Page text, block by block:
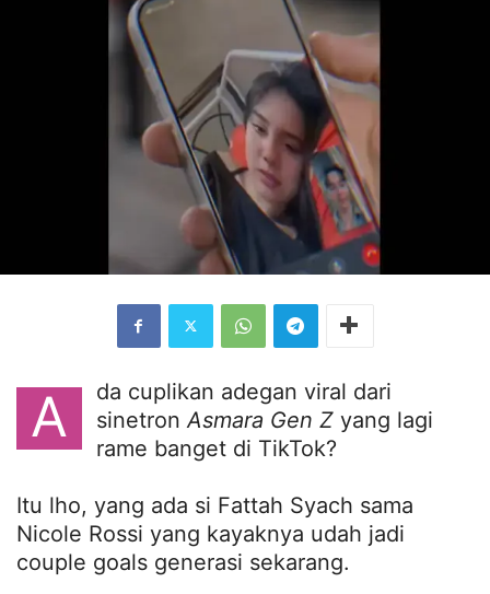
A
da cuplikan adegan viral dari
sinetron Asmara Gen Z yang lagi
rame banget di TikTok?
Itu lho, yang ada si Fattah Syach sama
Nicole Rossi yang kayaknya udah jadi
couple goals generasi sekarang.